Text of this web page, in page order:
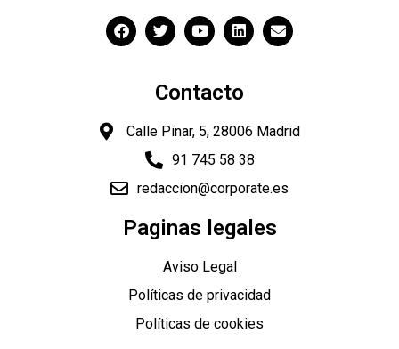
Contacto
Calle Pinar, 5, 28006 Madrid
91 745 58 38
redaccion@corporate.es
Paginas legales
Aviso Legal
Políticas de privacidad
Políticas de cookies